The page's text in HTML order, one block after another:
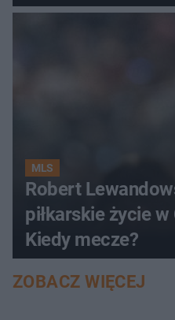
MLS
Robert
piłkarskie życie
Kiedy mecze?
ZOBACZ WIĘCEJ